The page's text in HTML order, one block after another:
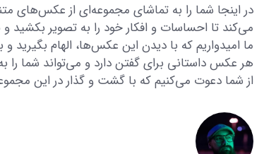
می‌کند تا احساسات و افکار خود را به تصویر بکشید و
ما امیدواریم که با دیدن این عکس‌ها، الهام بگیرید
هر عکس داستانی برای گفتن دارد و می‌تواند شما را
از شما دعوت می‌کنیم که با گشت و گذار در این